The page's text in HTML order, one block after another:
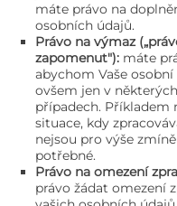
máte právo na
osobních údajů.
Právo na výmaz
zapomenut"): máte
abychom Vaše
ovšem jen v
případech. Příkladem
situace, kdy
nejsou pro výše
potřebné.
Právo na omezení
právo žádat omezení